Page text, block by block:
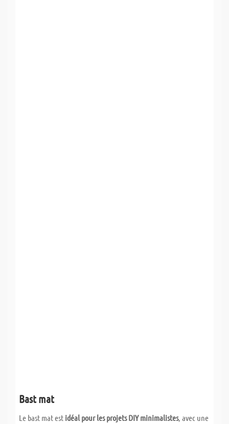
Bast mat
Le bast mat est idéal pour les projets DIY minimalistes, avec une